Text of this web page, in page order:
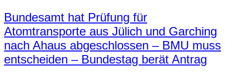
Bundesamt hat Prüfung für
Atomtransporte aus Jülich und Garching
nach Ahaus abgeschlossen – BMU muss
entscheiden – Bundestag berät Antrag